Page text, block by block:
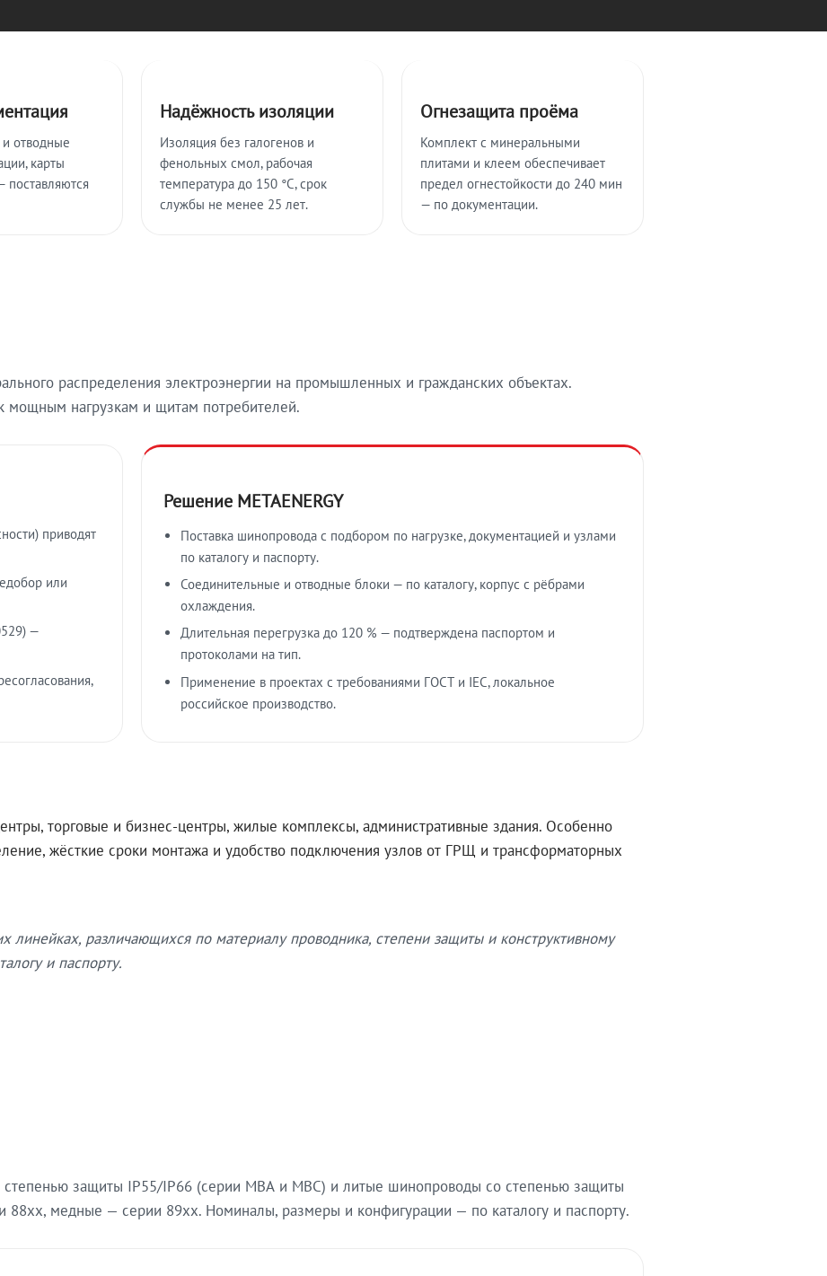
отводные
карты
поставляются
Надёжность изоляции
Изоляция без галогенов и
фенольных смол, рабочая
температура до 150 °C, срок
службы не менее 25 лет.
Огнезащита проёма
Комплект с минеральными
плитами и клеем обеспечивает
предел огнестойкости до 240 мин
— по документации.
распределения электроэнергии на промышленных и гражданских объектах.
мощным нагрузкам и щитам потребителей.
приводят
или
—
Решение METAENERGY
Поставка шинопровода с подбором по нагрузке, документацией и узлами
по каталогу и паспорту.
Соединительные и отводные блоки — по каталогу, корпус с рёбрами
охлаждения.
Длительная перегрузка до 120 % — подтверждена паспортом и
протоколами на тип.
Применение в проектах с требованиями ГОСТ и IEC, локальное
российское производство.
торговые и бизнес-центры, жилые комплексы, административные здания. Особенно
жёсткие сроки монтажа и удобство подключения узлов от ГРЩ и трансформаторных
линейках, различающихся по материалу проводника, степени защиты и конструктивному
и паспорту.
степенью защиты IP55/IP66 (серии МВА и МВС) и литые шинопроводы со степенью защиты
медные — серии 89xx. Номиналы, размеры и конфигурации — по каталогу и паспорту.